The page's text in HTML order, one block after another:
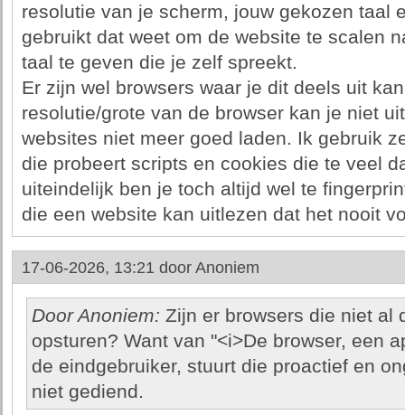
resolutie van je scherm, jouw gekozen taal
gebruikt dat weet om de website te scalen
taal te geven die je zelf spreekt.
Er zijn wel browsers waar je dit deels uit
resolutie/grote van de browser kan je niet
websites niet meer goed laden. Ik gebruik
die probeert scripts en cookies die te veel
uiteindelijk ben je toch altijd wel te
die een website kan uitlezen dat het nooit
17-06-2026, 13:21 door Anoniem
Door Anoniem: Zijn er browsers die niet al
opsturen? Want van "<i>De browser, een
de eindgebruiker, stuurt die proactief en
niet gediend.